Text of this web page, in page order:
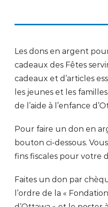
Les dons en argent
cadeaux des Fêtes
cadeaux et d’articles
les jeunes et les
de l’aide à l’enfance
Pour faire un don en
bouton ci-dessous.
fins fiscales pour votre
Faites un don par
l’ordre de la «